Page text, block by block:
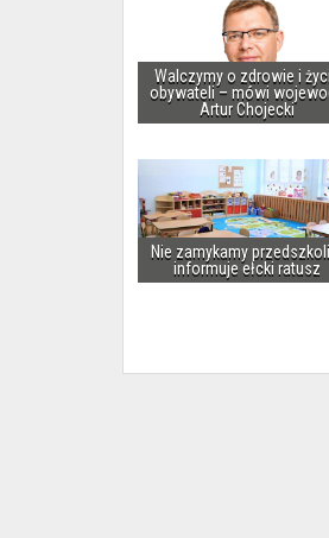
Walczymy o zdrowie i
obywateli – mówi
Artur Chojecki
Nie zamykamy
informuje ełcki ratusz